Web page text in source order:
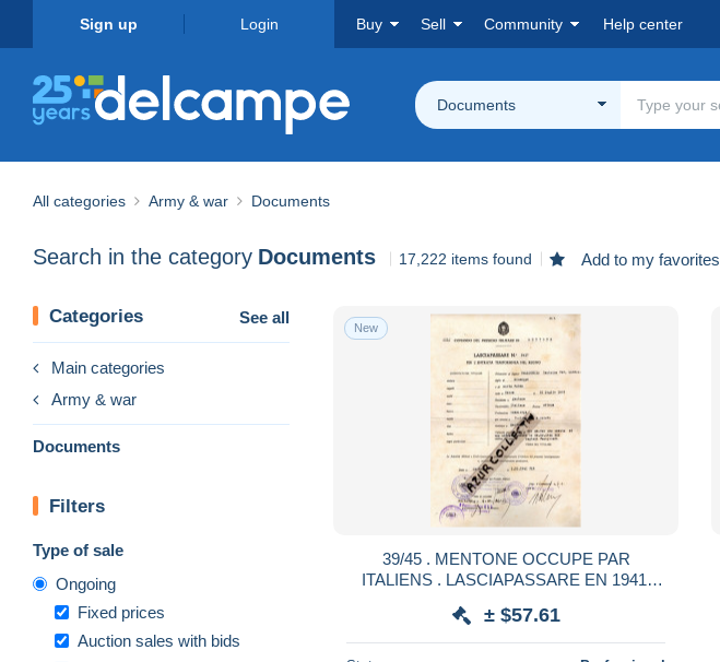
Sign up Login Buy Sell Community Help center
Documents
All categories Army & war Documents
Search in the category Documents 17,222 items found Add to my favorites
Categories See all
Main categories
Army & war
Documents
Filters
Type of sale
Ongoing
Fixed prices
Auction sales with bids
New
39/45 . MENTONE OCCUPE PAR
ITALIENS . LASCIAPASSARE EN 1941.
± $57.61